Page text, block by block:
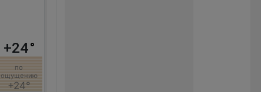
+24°
по
ощущению
+24°